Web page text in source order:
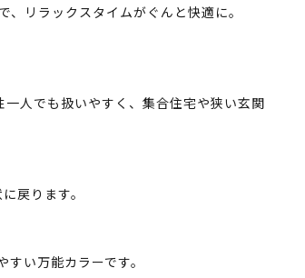
リラックスタイムがぐんと快適に。
人でも扱いやすく、集合住宅や狭い玄関
戻ります。
い万能カラーです。